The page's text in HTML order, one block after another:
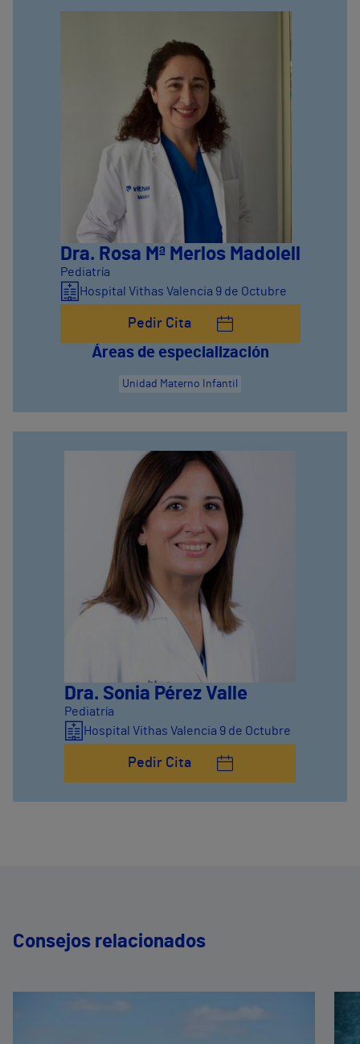
Dra. Rosa Mª Merlos Madolell
Pediatría
Hospital Vithas Valencia 9 de Octubre
Pedir Cita
Áreas de especialización
Unidad Materno Infantil
Dra. Sonia Pérez Valle
Pediatría
Hospital Vithas Valencia 9 de Octubre
Pedir Cita
Consejos relacionados